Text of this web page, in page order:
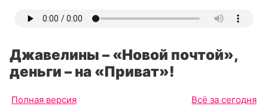
Джавелины – «Новой почтой»,
деньги – на «Приват»!
Полная версия Всё за сегодня